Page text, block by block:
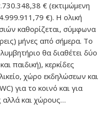
€ (εκτιμώμενη
€). Η ολική
καθορίζεται, σύμφωνα
μήνες από σήμερα. Το
θα διαθέτει δύο
παιδική), κερκίδες
χώρο εκδηλώσεων και
για το κοινό και για
αλλά και χώρους…